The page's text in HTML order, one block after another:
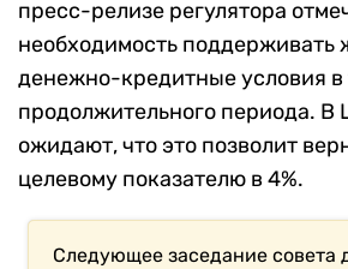
пресс-релизе регулятора
необходимость поддерживать
денежно-кредитные условия в
продолжительного периода. В
ожидают, что это позволит
целевому показателю в 4%.
Следующее заседание совета